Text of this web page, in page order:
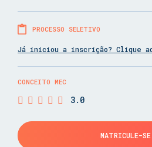
PROCESSO SELETIVO
Já iniciou a inscrição? Clique
CONCEITO MEC
3.0
MATRICULE-